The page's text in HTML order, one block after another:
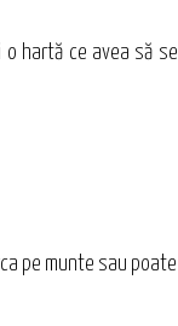
hartă ce avea să
pe munte sau